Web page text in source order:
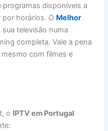
programas disponíveis a
por horários. O Melhor
televisão numa
completa. Vale a pena
mesmo com filmes e
o IPTV em Portugal